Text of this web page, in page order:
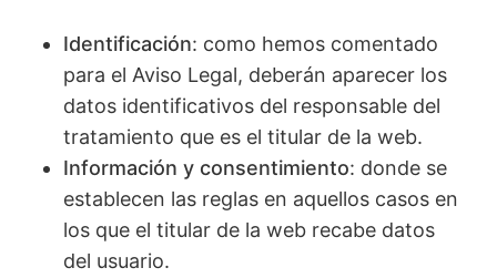
Identificación: como hemos comentado
para el Aviso Legal, deberán aparecer los
datos identificativos del responsable del
tratamiento que es el titular de la web.
Información y consentimiento: donde se
establecen las reglas en aquellos casos en
los que el titular de la web recabe datos
del usuario.